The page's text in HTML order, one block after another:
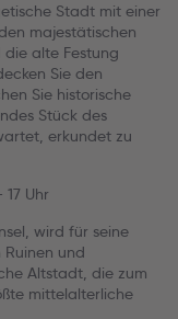
Stadt mit einer
majestätischen
alte Festung
Sie den
Sie historische
Stück des
erkundet zu
17 Uhr
wird für seine
und
Altstadt, die zum
mittelalterliche